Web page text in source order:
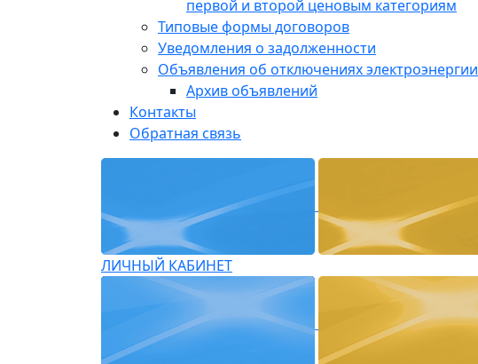
первой и второй ценовым категориям
Типовые формы договоров
Уведомления о задолженности
Объявления об отключениях электроэнергии
Архив объявлений
Контакты
Обратная связь
ЛИЧНЫЙ КАБИНЕТ